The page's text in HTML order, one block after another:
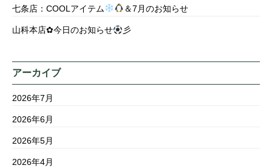
七条店：COOLアイテム ＆7月のお知らせ
山科本店✿今日のお知らせ 彡
アーカイブ
2026年7月
2026年6月
2026年5月
2026年4月